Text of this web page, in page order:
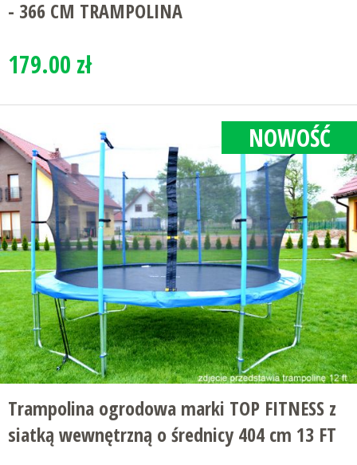
- 366 CM TRAMPOLINA
179.00 zł
NOWOŚĆ
Trampolina ogrodowa marki TOP FITNESS z
siatką wewnętrzną o średnicy 404 cm 13 FT